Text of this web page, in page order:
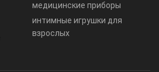
медицинские приборы
интимные игрушки для
взрослых